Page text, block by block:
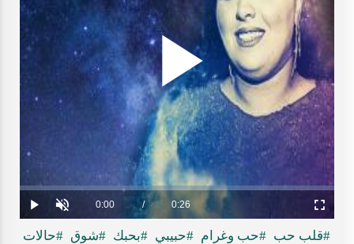
Play
Play Unmute Current
Time
0:00 / Duration
0:26
Loaded:
0%
Progress:
0%
Fullscreen
#قلب حب #حب وغرام #حبيبي #بحبك #شوق #حالات